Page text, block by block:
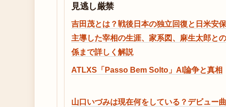
見逃し厳禁
吉田茂とは？戦後日本の独立回復と日米安
主導した宰相の生涯、家系図、麻生太郎と
係まで詳しく解説
ATLXS「Passo Bem Solto」AI論争と真相
山口いづみは現在何をしている？デビュー